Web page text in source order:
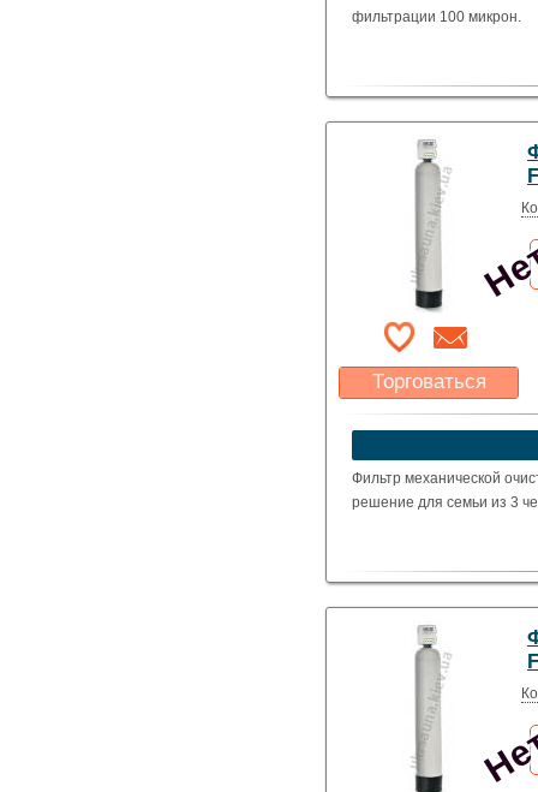
фильтрации 100 микрон.
Торговаться
Какая цена Вас
устроит?
Фильтр механической
решение для семьи из 3